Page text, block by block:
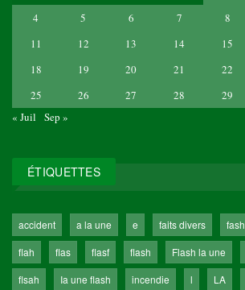
4
5 6 7 8
11
12 13 14 15
18
19 20 21 22
25
26 27 28 29
« Juil
Sep »
ÉTIQUETTES
accident a la une e faits divers fash
flah
flas flasf flash Flash la une
flsah
Ia une flash incendie l LA